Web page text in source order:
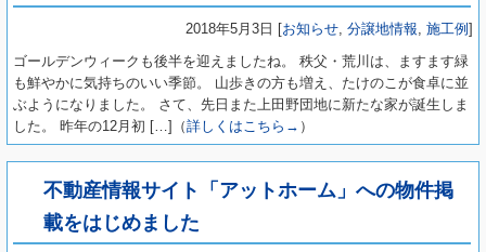
2018年5月3日 [お知らせ, 分譲地情報, 施工例 ]
ゴールデンウィークも後半を迎えましたね。 秩父・荒川は、ますます緑
も鮮やかに気持ちのいい季節。 山歩きの方も増え、たけのこが食卓に並
ぶようになりました。 さて、先日また上田野団地に新たな家が誕生しま
した。 昨年の12月初 […]（詳しくはこちら→ ）
不動産情報サイト「アットホーム」への物件掲
載をはじめました